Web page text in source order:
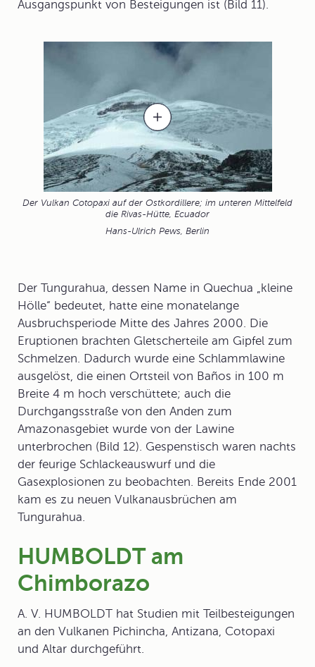
Ausgangspunkt von Besteigungen ist (Bild 11).
Der Vulkan Cotopaxi auf der Ostkordillere; im unteren Mittelfeld
die Rivas-Hütte, Ecuador
Hans-Ulrich Pews, Berlin
Der Tungurahua, dessen Name in Quechua „kleine
Hölle“ bedeutet, hatte eine monatelange
Ausbruchsperiode Mitte des Jahres 2000. Die
Eruptionen brachten Gletscherteile am Gipfel zum
Schmelzen. Dadurch wurde eine Schlammlawine
ausgelöst, die einen Ortsteil von Baños in 100 m
Breite 4 m hoch verschüttete; auch die
Durchgangsstraße von den Anden zum
Amazonasgebiet wurde von der Lawine
unterbrochen (Bild 12). Gespenstisch waren nachts
der feurige Schlackeauswurf und die
Gasexplosionen zu beobachten. Bereits Ende 2001
kam es zu neuen Vulkanausbrüchen am
Tungurahua.
HUMBOLDT am
Chimborazo
A. V. HUMBOLDT hat Studien mit Teilbesteigungen
an den Vulkanen Pichincha, Antizana, Cotopaxi
und Altar durchgeführt.